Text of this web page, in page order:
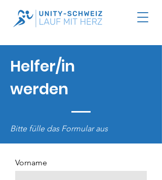
Helfer/in
werden
Bitte fülle das Formular aus
Vorname